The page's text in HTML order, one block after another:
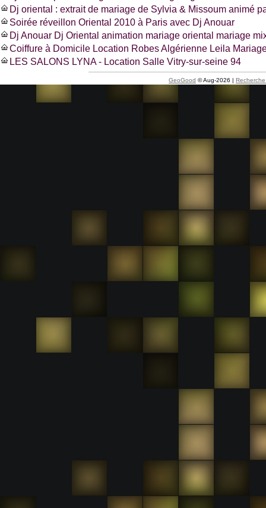
Dj oriental : extrait de mariage de Sylvia & Missoum animé
Soirée réveillon Oriental 2010 à Paris avec Dj Anouar
Dj Anouar Dj Oriental animation mariage oriental mariage
Coiffure à Domicile Location Robes Algérienne Leila
LES SALONS LYNA - Location Salle Vitry-sur-seine 94
GeoGood © Aug-2026 |